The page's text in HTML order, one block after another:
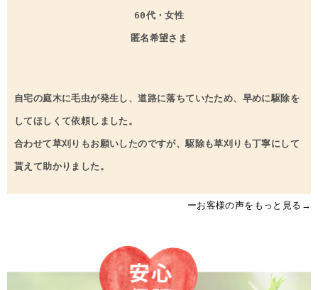
60代・女性
匿名希望さま
自宅の庭木に毛虫が発生し、道路に落ちていたため、早めに駆除を
してほしくて依頼しました。
合わせて草刈りもお願いしたのですが、駆除も草刈りも丁寧にして
貰えて助かりました。
ーお客様の声をもっと見る→